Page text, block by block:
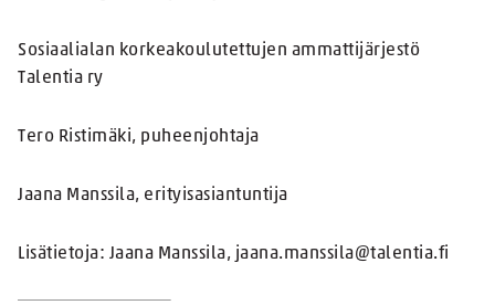
Sosiaalialan korkeakoulutettujen ammattijärjestö
Talentia ry
Tero Ristimäki, puheenjohtaja
Jaana Manssila, erityisasiantuntija
Lisätietoja: Jaana Manssila, jaana.manssila@talentia.fi